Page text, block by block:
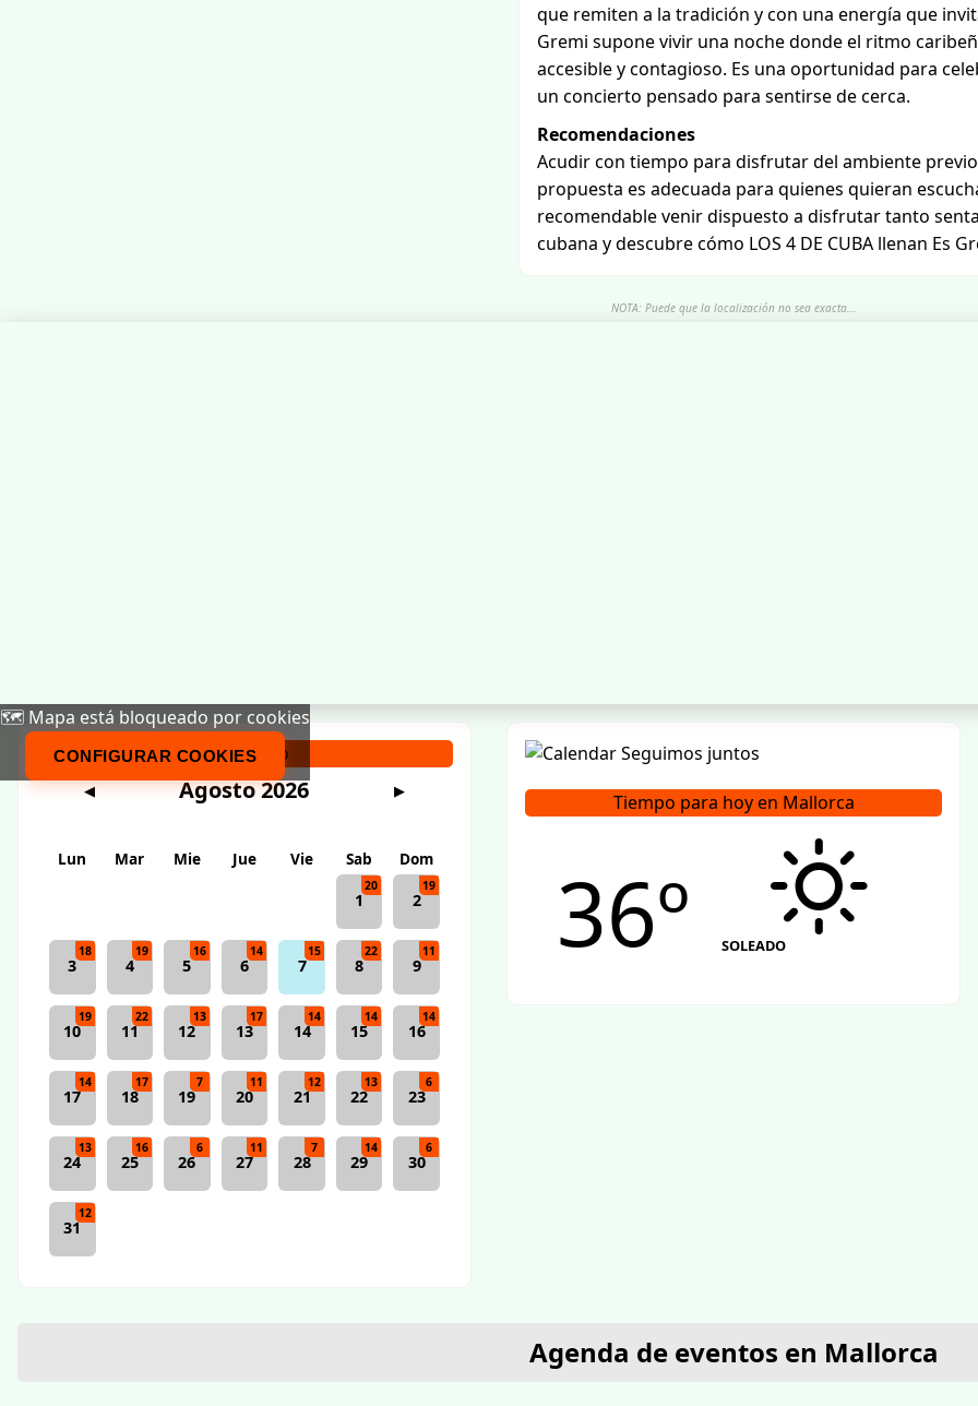
que remiten a la tradición y con una energía que
Gremi supone vivir una noche donde el ritmo
accesible y contagioso. Es una oportunidad para
un concierto pensado para sentirse de cerca.
Recomendaciones
Acudir con tiempo para disfrutar del ambiente
propuesta es adecuada para quienes quieran
recomendable venir dispuesto a disfrutar tanto
cubana y descubre cómo LOS 4 DE CUBA llenan Es
NOTA: Puede que la localización no sea exacta...
🗺️ Mapa está bloqueado por cookies
CONFIGURAR COOKIES
Calendario
◀ Agosto 2026 ▶
Lun Mar Mie Jue Vie Sab
Dom
1
20
2
19
3
18
4
19
5
16
6
14
7
15
8
22
9
11
10
19
11
22
12
13
13
17
14
14
15
14
16
14
17
14
18
17
19
7
20
11
21
12
22
13
23
6
24
13
25
16
26
6
27
11
28
7
29
14
30
6
31
12
Tiempo para hoy en Mallorca
36º SOLEADO
Agenda de eventos en Mallorca